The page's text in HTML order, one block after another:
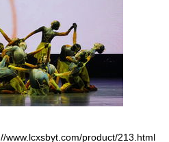
www.lcxsbyt.com/product/213.html